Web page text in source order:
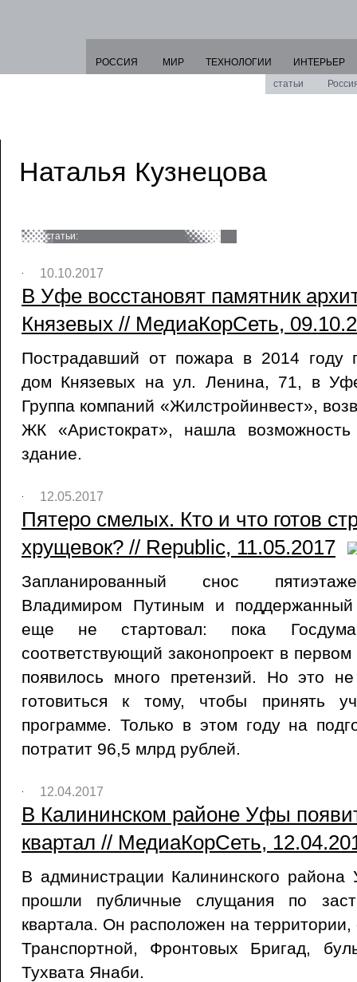
РОССИЯ МИР ТЕХНОЛОГИИ
ИНТЕРЬЕР
статьи
Наталья Кузнецова
статьи:
10.10.2017
В Уфе восстановят памятник
Князевых // МедиаКорСеть,
Пострадавший от пожара в 2014 году
дом Князевых на ул. Ленина, 71, в
Группа компаний «Жилстройинвест»,
ЖК «Аристократ», нашла возможность
здание.
12.05.2017
Пятеро смелых. Кто и что готов
хрущевок? // Republic, 11.05.2017
Запланированный снос
Владимиром Путиным и
еще не стартовал: пока Госдума
соответствующий законопроект в
появилось много претензий. Но это
готовиться к тому, чтобы принять
программе. Только в этом году на
потратит 96,5 млрд рублей.
12.04.2017
В Калининском районе Уфы
квартал // МедиаКорСеть,
В администрации Калининского
прошли публичные слущания по
квартала. Он расположен на
Транспортной, Фронтовых Бригад,
Тухвата Янаби.